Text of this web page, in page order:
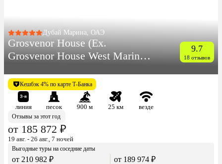
Дубай Марина, ОАЭ
Grosvenor House (Ex.
Grosvenor House West Marina
9.7
18 отзывов
Кешбэк 4% по карте Т-Банка
линия песок 900 м 25 км
везде
Отзывы за этот год
от 185 872 ₽
19 авг. - 26 авг., 7 ночей
Выгодные туры на соседние даты
от 210 982 ₽ от 189 974 ₽